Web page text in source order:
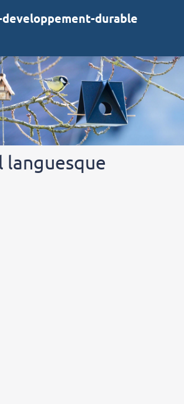
developpement-durable
languesque